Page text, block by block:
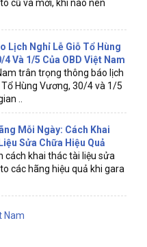
cũ và mới, khi nào nên
Lịch Nghỉ Lễ Giỗ Tổ Hùng
4 Và 1/5 Của OBD Việt Nam
trân trọng thông báo lịch
Tổ Hùng Vương, 30/4 và 1/5
..
Mỗi Ngày: Cách Khai
Sửa Chữa Hiệu Quả
cách khai thác tài liệu sửa
các hãng hiệu quả khi gara
Nam